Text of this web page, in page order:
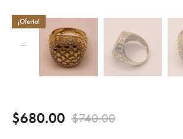
¡Oferta!
$740.00
Original
$680.00
Current